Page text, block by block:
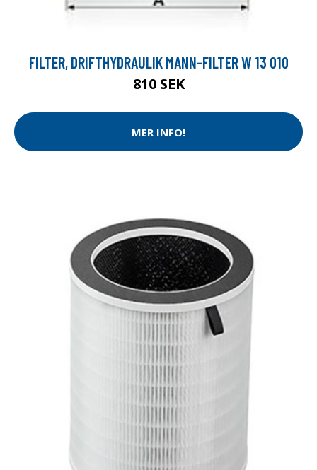
FILTER, DRIFTHYDRAULIK MANN-FILTER W 13 010
810 SEK
MER INFO!